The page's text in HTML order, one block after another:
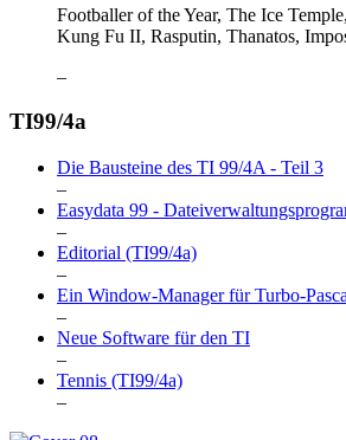
Footballer of the Year, The Ice
Kung Fu II, Rasputin, Thanatos,
–
TI99/4a
Die Bausteine des TI 99/4A - Teil 3
–
Easydata 99 -
–
Editorial (TI99/4a)
–
Ein Window-Manager für Turbo-
–
Neue Software für den TI
–
Tennis (TI99/4a)
–